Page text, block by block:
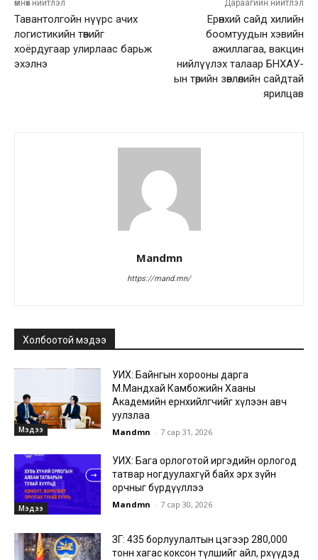
өмнөх нийтлэл
Тавантолгойн нүүрс ачих
логистикийн төвийг
хоёрдугаар улирлаас барьж
эхэлнэ
Дараагийн нийтлэл
Ерөнхий сайд хилийн
боомтуудын хэвийн
ажиллагаа, вакцин
нийлүүлэх талаар БНХАУ-
ын төрийн зөвлөлийн сайдтай
ярилцав
Mandmn
https://mand.mn/
Холбоотой мэдээ
Мэдээ
УИХ: Байнгын хорооны дарга
М.Мандхай Камбожийн Хааны
Академийн ерөнхийлөгчийг хүлээн авч
уулзлаа
Mandmn - 7 сар 31, 2026
Мэдээ
УИХ: Бага орлоготой иргэдийн орлогод
татвар ногдуулахгүй байх эрх зүйн
орчныг бүрдүүллээ
Mandmn - 7 сар 30, 2026
ЗГ: 435 борлуулалтын цэгээр 280,000
тонн хагас коксон түлшийг айл, өрхүүдэд